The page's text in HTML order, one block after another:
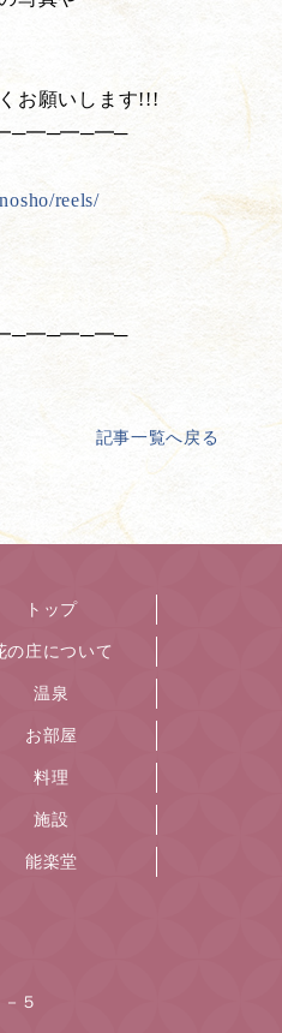
お願いします!!!
reels/
記事一覧へ戻る
トップ
の庄について
温泉
お部屋
料理
施設
能楽堂
５